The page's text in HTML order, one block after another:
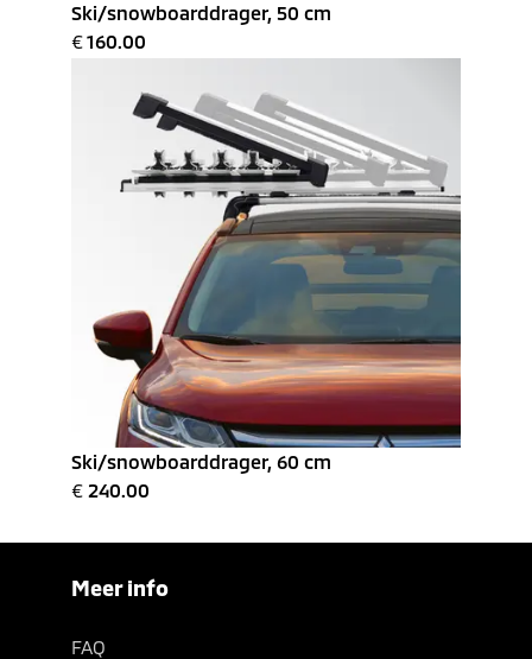
Ski/snowboarddrager, 50 cm
€160.00
Ski/snowboarddrager, 60 cm
€ 240.00
Meer info
FAQ